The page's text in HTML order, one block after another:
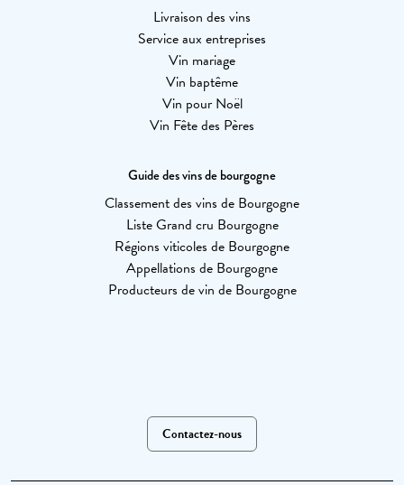
Livraison des vins
Service aux entreprises
Vin mariage
Vin baptême
Vin pour Noël
Vin Fête des Pères
Guide des vins de bourgogne
Classement des vins de Bourgogne
Liste Grand cru Bourgogne
Régions viticoles de Bourgogne
Appellations de Bourgogne
Producteurs de vin de Bourgogne
Contactez-nous